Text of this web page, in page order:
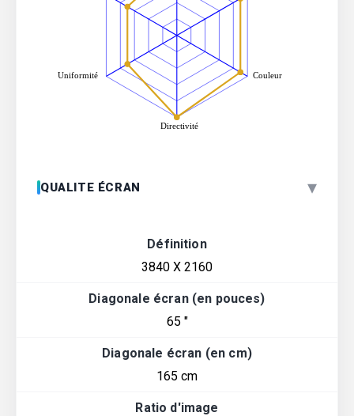
QUALITE ÉCRAN ▾
Définition
3840 X 2160
Diagonale écran (en pouces)
65 "
Diagonale écran (en cm)
165 cm
Ratio d'image